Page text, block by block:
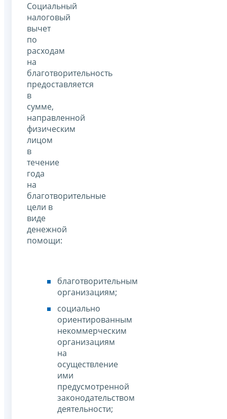
Социальный
налоговый
вычет
по
расходам
на
благотворительность
предоставляется
в
сумме,
направленной
физическим
лицом
в
течение
года
на
благотворительные
цели в
виде
денежной
помощи:
благотворительным
организациям;
социально
ориентированным
некоммерческим
организациям
на
осуществление
ими
предусмотренной
законодательством
деятельности;